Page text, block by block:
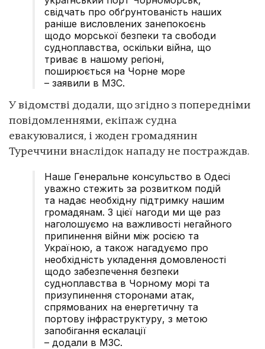
свідчать про обґрунтованість наших
раніше висловлених занепокоєнь
щодо морської безпеки та свободи
судноплавства, оскільки війна, що
триває в нашому регіоні,
поширюється на Чорне море
– заявили в МЗС.
У відомстві додали, що згідно з попередніми
повідомленнями, екіпаж судна
евакуювалися, і жоден громадянин
Туреччини внаслідок нападу не постраждав.
Наше Генеральне консульство в Одесі
уважно стежить за розвитком подій
та надає необхідну підтримку нашим
громадянам. З цієї нагоди ми ще раз
наголошуємо на важливості негайного
припинення війни між росією та
Україною, а також нагадуємо про
необхідність укладення домовленості
щодо забезпечення безпеки
судноплавства в Чорному морі та
призупинення сторонами атак,
спрямованих на енергетичну та
портову інфраструктуру, з метою
запобігання ескалації
– додали в МЗС.